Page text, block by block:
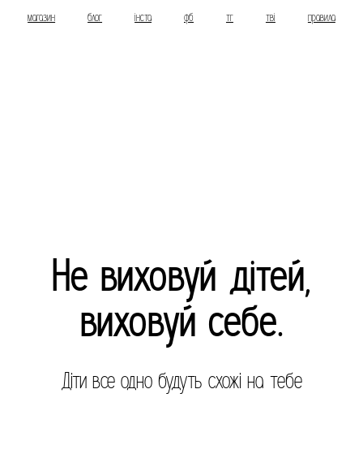
магазин блог інста фб тг тві правила
Не виховуй дітей,
виховуй себе.
Діти все одно будуть схожі на тебе